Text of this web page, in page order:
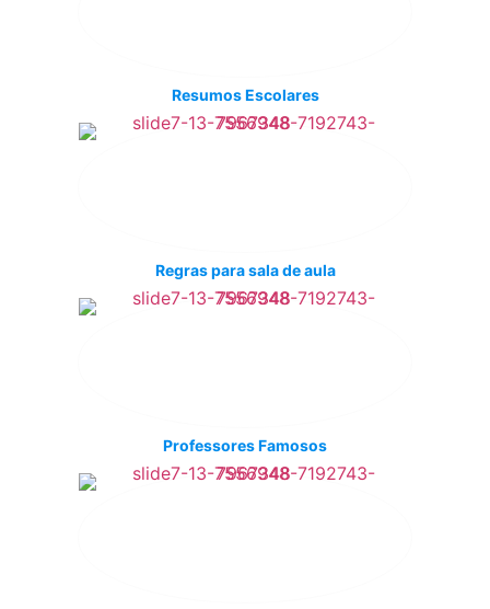
Resumos Escolares
Regras para sala de aula
Professores Famosos